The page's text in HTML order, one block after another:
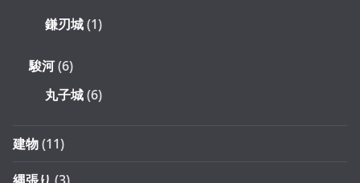
鎌刃城(1)
駿河(6)
丸子城(6)
建物(11)